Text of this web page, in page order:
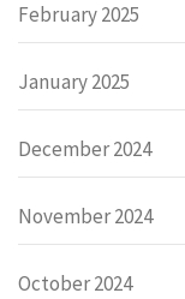
February 2025
January 2025
December 2024
November 2024
October 2024